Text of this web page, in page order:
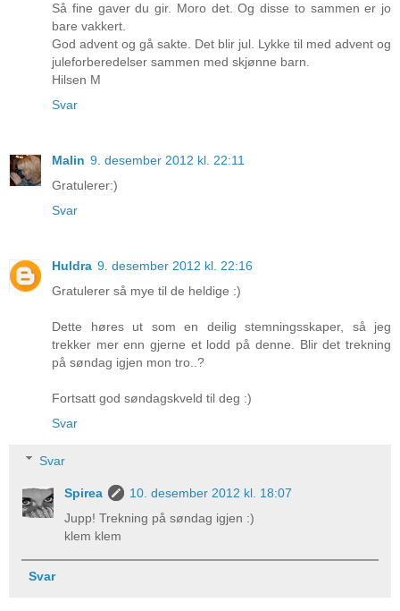
Så fine gaver du gir. Moro det. Og disse to sammen er jo
bare vakkert.
God advent og gå sakte. Det blir jul. Lykke til med advent og
juleforberedelser sammen med skjønne barn.
Hilsen M
Svar
Malin 9. desember 2012 kl. 22:11
Gratulerer:)
Svar
Huldra 9. desember 2012 kl. 22:16
Gratulerer så mye til de heldige :)
Dette høres ut som en deilig stemningsskaper, så jeg
trekker mer enn gjerne et lodd på denne. Blir det trekning
på søndag igjen mon tro..?
Fortsatt god søndagskveld til deg :)
Svar
Svar
Spirea
10. desember 2012 kl. 18:07
Jupp! Trekning på søndag igjen :)
klem klem
Svar